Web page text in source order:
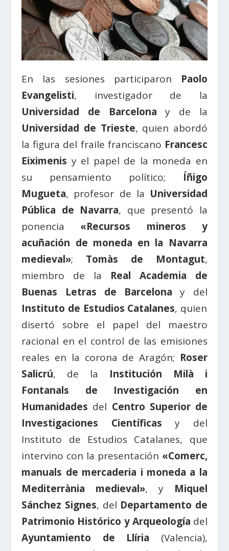
En las sesiones participaron Paolo
Evangelisti, investigador de la
Universidad de Barcelona y de la
Universidad de Trieste, quien abordó
la figura del fraile franciscano Francesc
Eiximenis y el papel de la moneda en
su pensamiento político; Íñigo
Mugueta, profesor de la Universidad
Pública de Navarra, que presentó la
ponencia «Recursos mineros y
acuñación de moneda en la Navarra
medieval»; Tomàs de Montagut,
miembro de la Real Academia de
Buenas Letras de Barcelona y del
Instituto de Estudios Catalanes, quien
disertó sobre el papel del maestro
racional en el control de las emisiones
reales en la corona de Aragón; Roser
Salicrú, de la Institución Milà i
Fontanals de Investigación en
Humanidades del Centro Superior de
Investigaciones Científicas y del
Instituto de Estudios Catalanes, que
intervino con la presentación «Comerc,
manuals de mercaderia i moneda a la
Mediterrània medieval», y Miquel
Sánchez Signes, del Departamento de
Patrimonio Histórico y Arqueología del
Ayuntamiento de Llíria (Valencia),